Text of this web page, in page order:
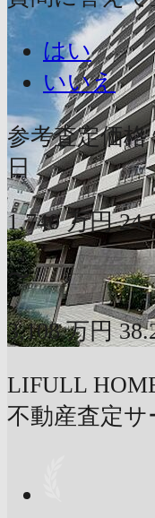
はい
いいえ
参考査定価格
日
1,740 万円
〜
3,108 万円
LIFULL
不動産査定サ